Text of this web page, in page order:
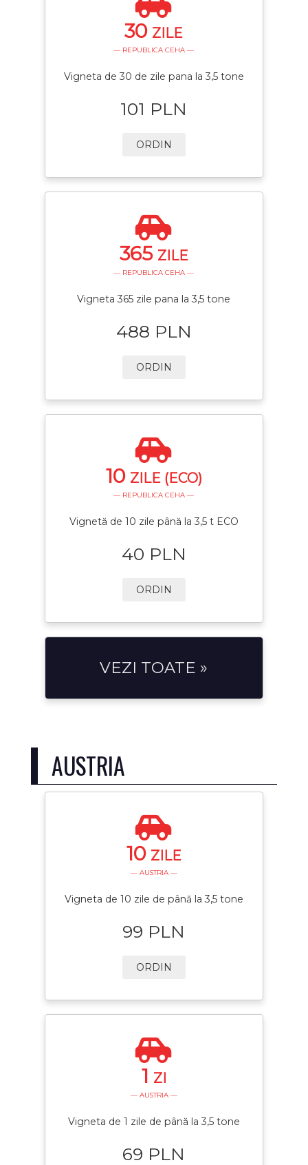
30 ZILE
— REPUBLICA CEHA —
Vigneta de 30 de zile pana la 3,5 tone
101 PLN
ORDIN
365 ZILE
— REPUBLICA CEHA —
Vigneta 365 zile pana la 3,5 tone
488 PLN
ORDIN
10 ZILE (ECO)
— REPUBLICA CEHA —
Vignetă de 10 zile până la 3,5 t ECO
40 PLN
ORDIN
VEZI TOATE »
AUSTRIA
10 ZILE
— AUSTRIA —
Vigneta de 10 zile de până la 3,5 tone
99 PLN
ORDIN
1 ZI
— AUSTRIA —
Vigneta de 1 zile de până la 3,5 tone
69 PLN